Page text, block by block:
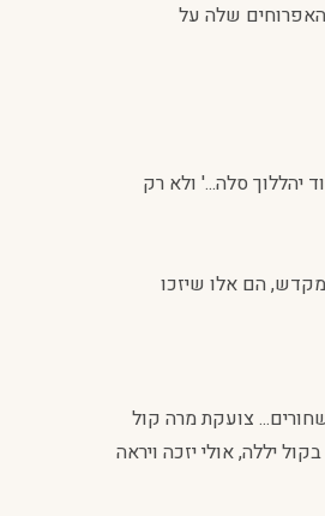
האפרוחים שלה על
יהללוך סלה...' ולא רק
הם אלו שיזכו
צועקת מרה קול
יללה, אולי יזכה ויראה